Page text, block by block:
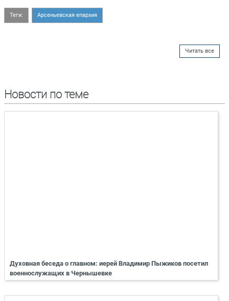
Теги: Арсеньевская епархия
Читать все
Новости по теме
Духовная беседа о главном: иерей Владимир Пыжиков посетил
военнослужащих в Чернышевке